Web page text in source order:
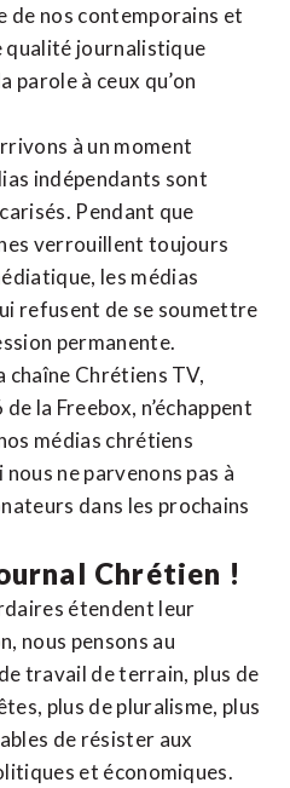
de nos contemporains et
qualité journalistique
parole à ceux qu’on
à un moment
indépendants sont
Pendant que
verrouillent toujours
les médias
refusent de se soumettre
permanente.
chaîne Chrétiens TV,
la Freebox, n’échappent
médias chrétiens
ne parvenons pas à
dans les prochains
Chrétien !
étendent leur
nous pensons au
travail de terrain, plus de
plus de pluralisme, plus
de résister aux
et économiques.